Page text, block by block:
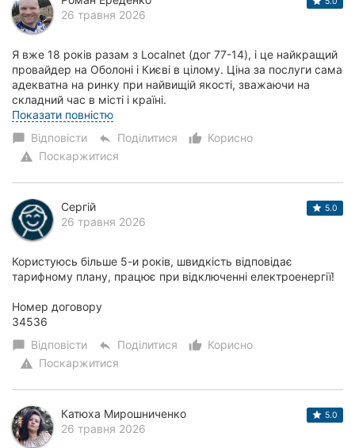
26 травня 2026
Я вже 18 років разам з Localnet (дог 77-14), і це найкращий
провайдер на Оболоні і Києві в цілому. Ціна за послуги сама
адекватна на ринку при найвищій якості, зважаючи на
складний час в місті і країні.
Постійно модернізують обладнання мережі, з п...
Показати повністю
chat_bubble Відповісти reply Поділитися thumb_up_alt
Корисно
warning Поскаржитися
Сергій
26 травня 2026
5.0
Користуюсь більше 5-и років, швидкість відповідає
тарифному плану, працює при відключенні електроенергії!
Номер договору
34536
chat_bubble Відповісти reply Поділитися thumb_up_alt
Корисно
warning Поскаржитися
Катюха Мирошниченко
26 травня 2026
5.0